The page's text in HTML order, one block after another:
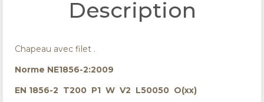
Description
Chapeau avec filet .
Norme NE1856-2:2009
EN 1856-2 T200 P1 W V2 L50050 O(xx)